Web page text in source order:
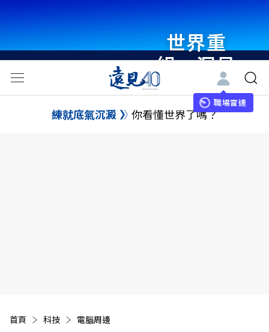
世界重
組・洞見
未來 與
世界領袖
職場雷達
練就底氣沉澱 你看懂世界了嗎？
首頁 科技 電腦周邊